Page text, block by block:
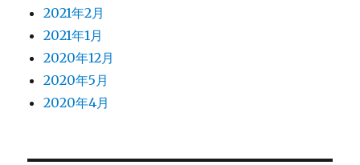
2021年2月
2021年1月
2020年12月
2020年5月
2020年4月